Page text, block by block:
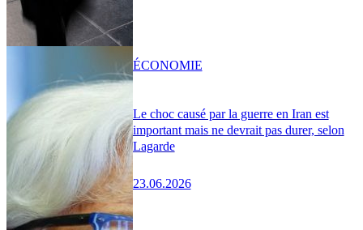
Le choc causé par la guerre en Iran est
important mais ne devrait pas durer, selon
Lagarde
23.06.2026
ÉCONOMIE